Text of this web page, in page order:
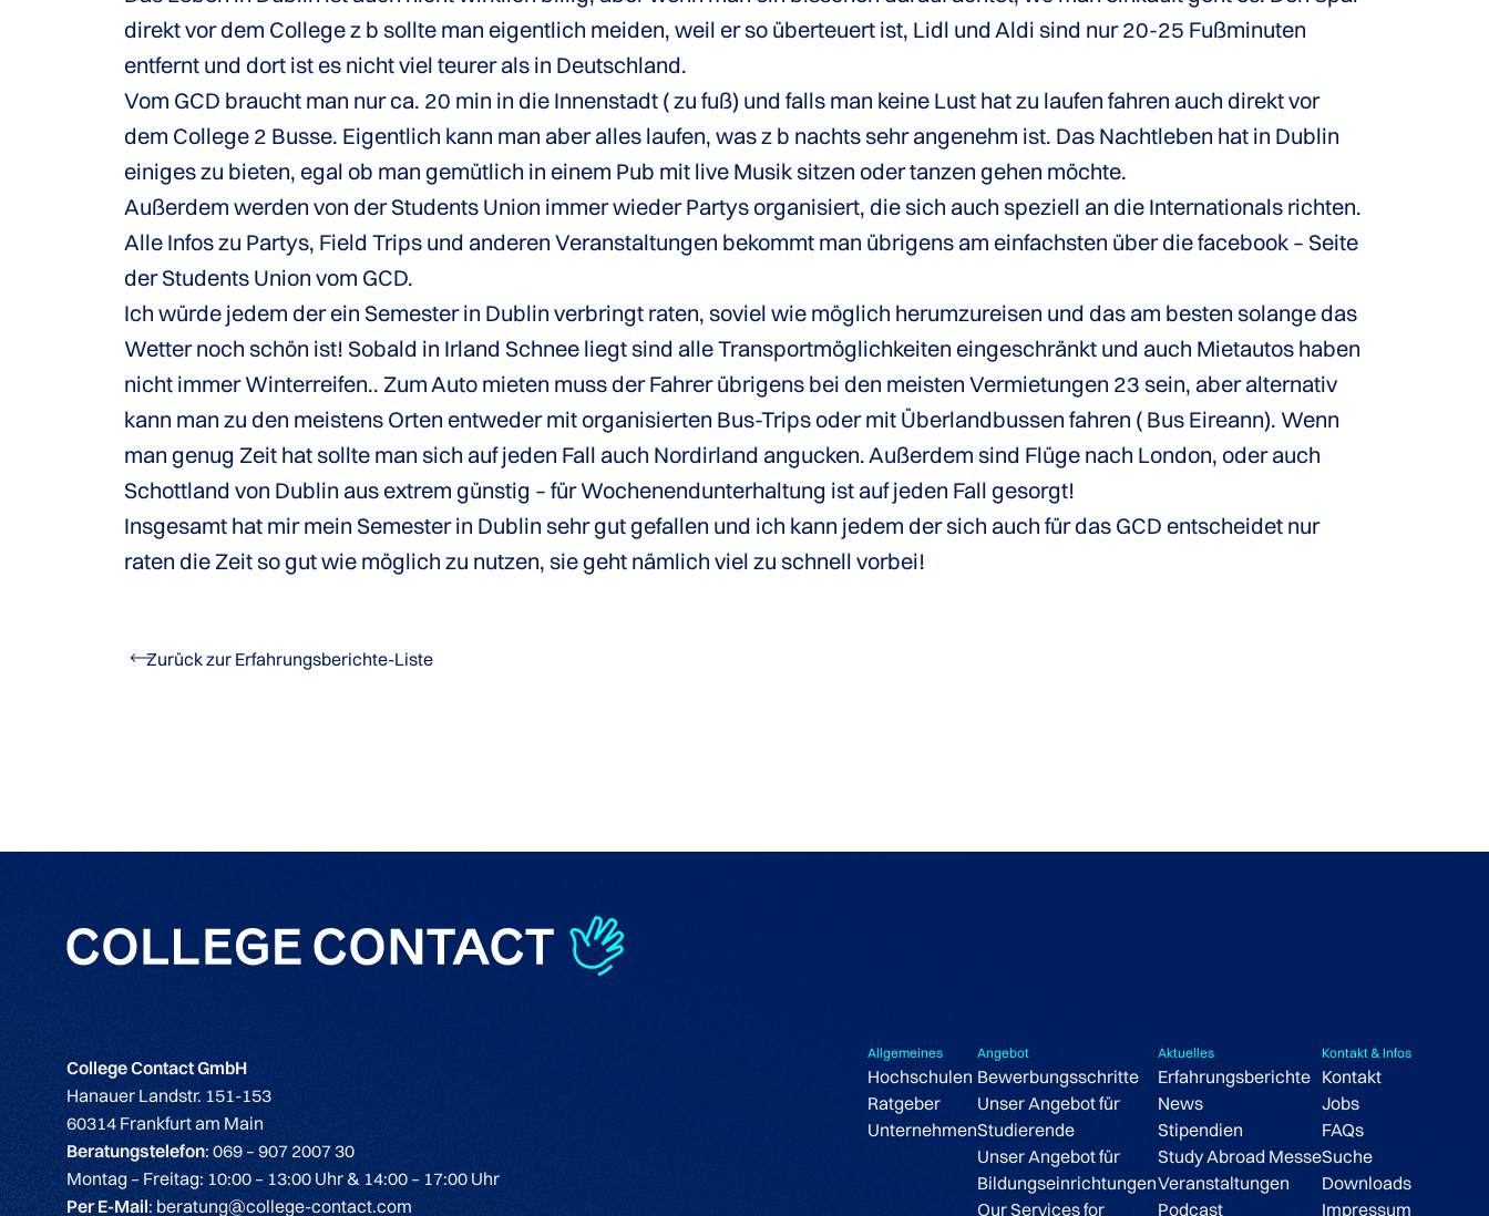
direkt vor dem College z b sollte man eigentlich meiden, weil er so überteuert ist, Lidl und Aldi sind nur 20-25 Fußminuten
entfernt und dort ist es nicht viel teurer als in Deutschland.
Vom GCD braucht man nur ca. 20 min in die Innenstadt ( zu fuß) und falls man keine Lust hat zu laufen fahren auch direkt vor
dem College 2 Busse. Eigentlich kann man aber alles laufen, was z b nachts sehr angenehm ist. Das Nachtleben hat in Dublin
einiges zu bieten, egal ob man gemütlich in einem Pub mit live Musik sitzen oder tanzen gehen möchte.
Außerdem werden von der Students Union immer wieder Partys organisiert, die sich auch speziell an die Internationals richten.
Alle Infos zu Partys, Field Trips und anderen Veranstaltungen bekommt man übrigens am einfachsten über die facebook – Seite
der Students Union vom GCD.
Ich würde jedem der ein Semester in Dublin verbringt raten, soviel wie möglich herumzureisen und das am besten solange das
Wetter noch schön ist! Sobald in Irland Schnee liegt sind alle Transportmöglichkeiten eingeschränkt und auch Mietautos haben
nicht immer Winterreifen.. Zum Auto mieten muss der Fahrer übrigens bei den meisten Vermietungen 23 sein, aber alternativ
kann man zu den meistens Orten entweder mit organisierten Bus-Trips oder mit Überlandbussen fahren ( Bus Eireann). Wenn
man genug Zeit hat sollte man sich auf jeden Fall auch Nordirland angucken. Außerdem sind Flüge nach London, oder auch
Schottland von Dublin aus extrem günstig – für Wochenendunterhaltung ist auf jeden Fall gesorgt!
Insgesamt hat mir mein Semester in Dublin sehr gut gefallen und ich kann jedem der sich auch für das GCD entscheidet nur
raten die Zeit so gut wie möglich zu nutzen, sie geht nämlich viel zu schnell vorbei!
Zurück zur Erfahrungsberichte-Liste
College Contact GmbH
Hanauer Landstr. 151-153
60314 Frankfurt am Main
Beratungstelefon: 069 – 907 2007 30
Montag – Freitag: 10:00 – 13:00 Uhr & 14:00 – 17:00 Uhr
Per E-Mail: beratung@college-contact.com
Allgemeines
Hochschulen
Ratgeber
Unternehmen
Angebot
Bewerbungsschritte
Unser Angebot für
Studierende
Unser Angebot für
Bildungseinrichtungen
Our Services for
Aktuelles
Erfahrungsberichte
News
Stipendien
Study Abroad Messe
Veranstaltungen
Podcast
Kontakt & Infos
Kontakt
Jobs
FAQs
Suche
Downloads
Impressum